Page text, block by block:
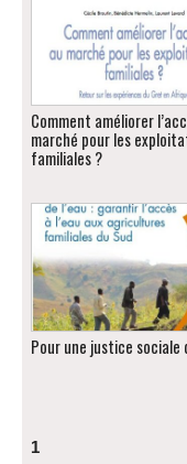
Comment améliorer
marché pour les
familiales ?
Pour une justice sociale
1